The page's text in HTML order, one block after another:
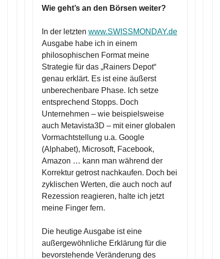
Wie geht’s an den Börsen weiter?
In der letzten www.SWISSMONDAY.de
Ausgabe habe ich in einem
philosophischen Format meine
Strategie für das „Rainers Depot“
genau erklärt. Es ist eine äußerst
unberechenbare Phase. Ich setze
entsprechend Stopps. Doch
Unternehmen – wie beispielsweise
auch Metavista3D – mit einer globalen
Vormachtstellung u.a. Google
(Alphabet), Microsoft, Facebook,
Amazon … kann man während der
Korrektur getrost nachkaufen. Doch bei
zyklischen Werten, die auch noch auf
Rezession reagieren, halte ich jetzt
meine Finger fern.
Die heutige Ausgabe ist eine
außergewöhnliche Erklärung für die
bevorstehende Veränderung des